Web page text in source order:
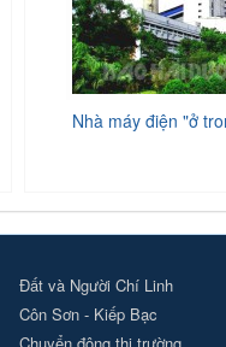
Nhà máy điện "ở
Đất và Người Chí Linh
Côn Sơn - Kiếp Bạc
Chuyển động thị trường